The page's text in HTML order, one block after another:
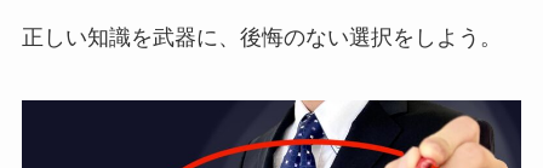
正しい知識を武器に、後悔のない選択をしよう。